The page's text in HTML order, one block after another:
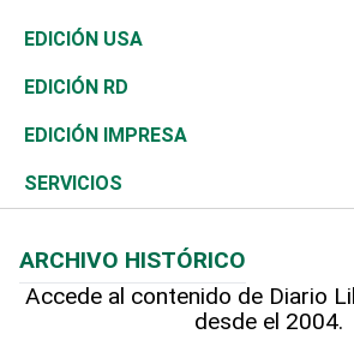
Reportajes
África
Ocenanía
Caribe
Resto del mundo
Vivienda
Telecom.
Global y variable
Economía personal
Buena Vida
Sociales
Novedades
Podcast Arte Libre
Hablando con el pediatra
Ciclismo
Tenis
Olimpismo
Más deportes
Línea de hit
En Directo
El Espía
Noticiero Poteleche
Columnistas
Más firmas
Tecnología
Historia
Martes de tecnología
Cambio climático
Economía
Revista
Deportes
Opinión
Hecho en casa
EDICIÓN USA
EDICIÓN RD
EDICIÓN IMPRESA
SERVICIOS
Cumpleaños
ARCHIVO HISTÓRICO
Accede al contenido de Diario
desde el 2004.